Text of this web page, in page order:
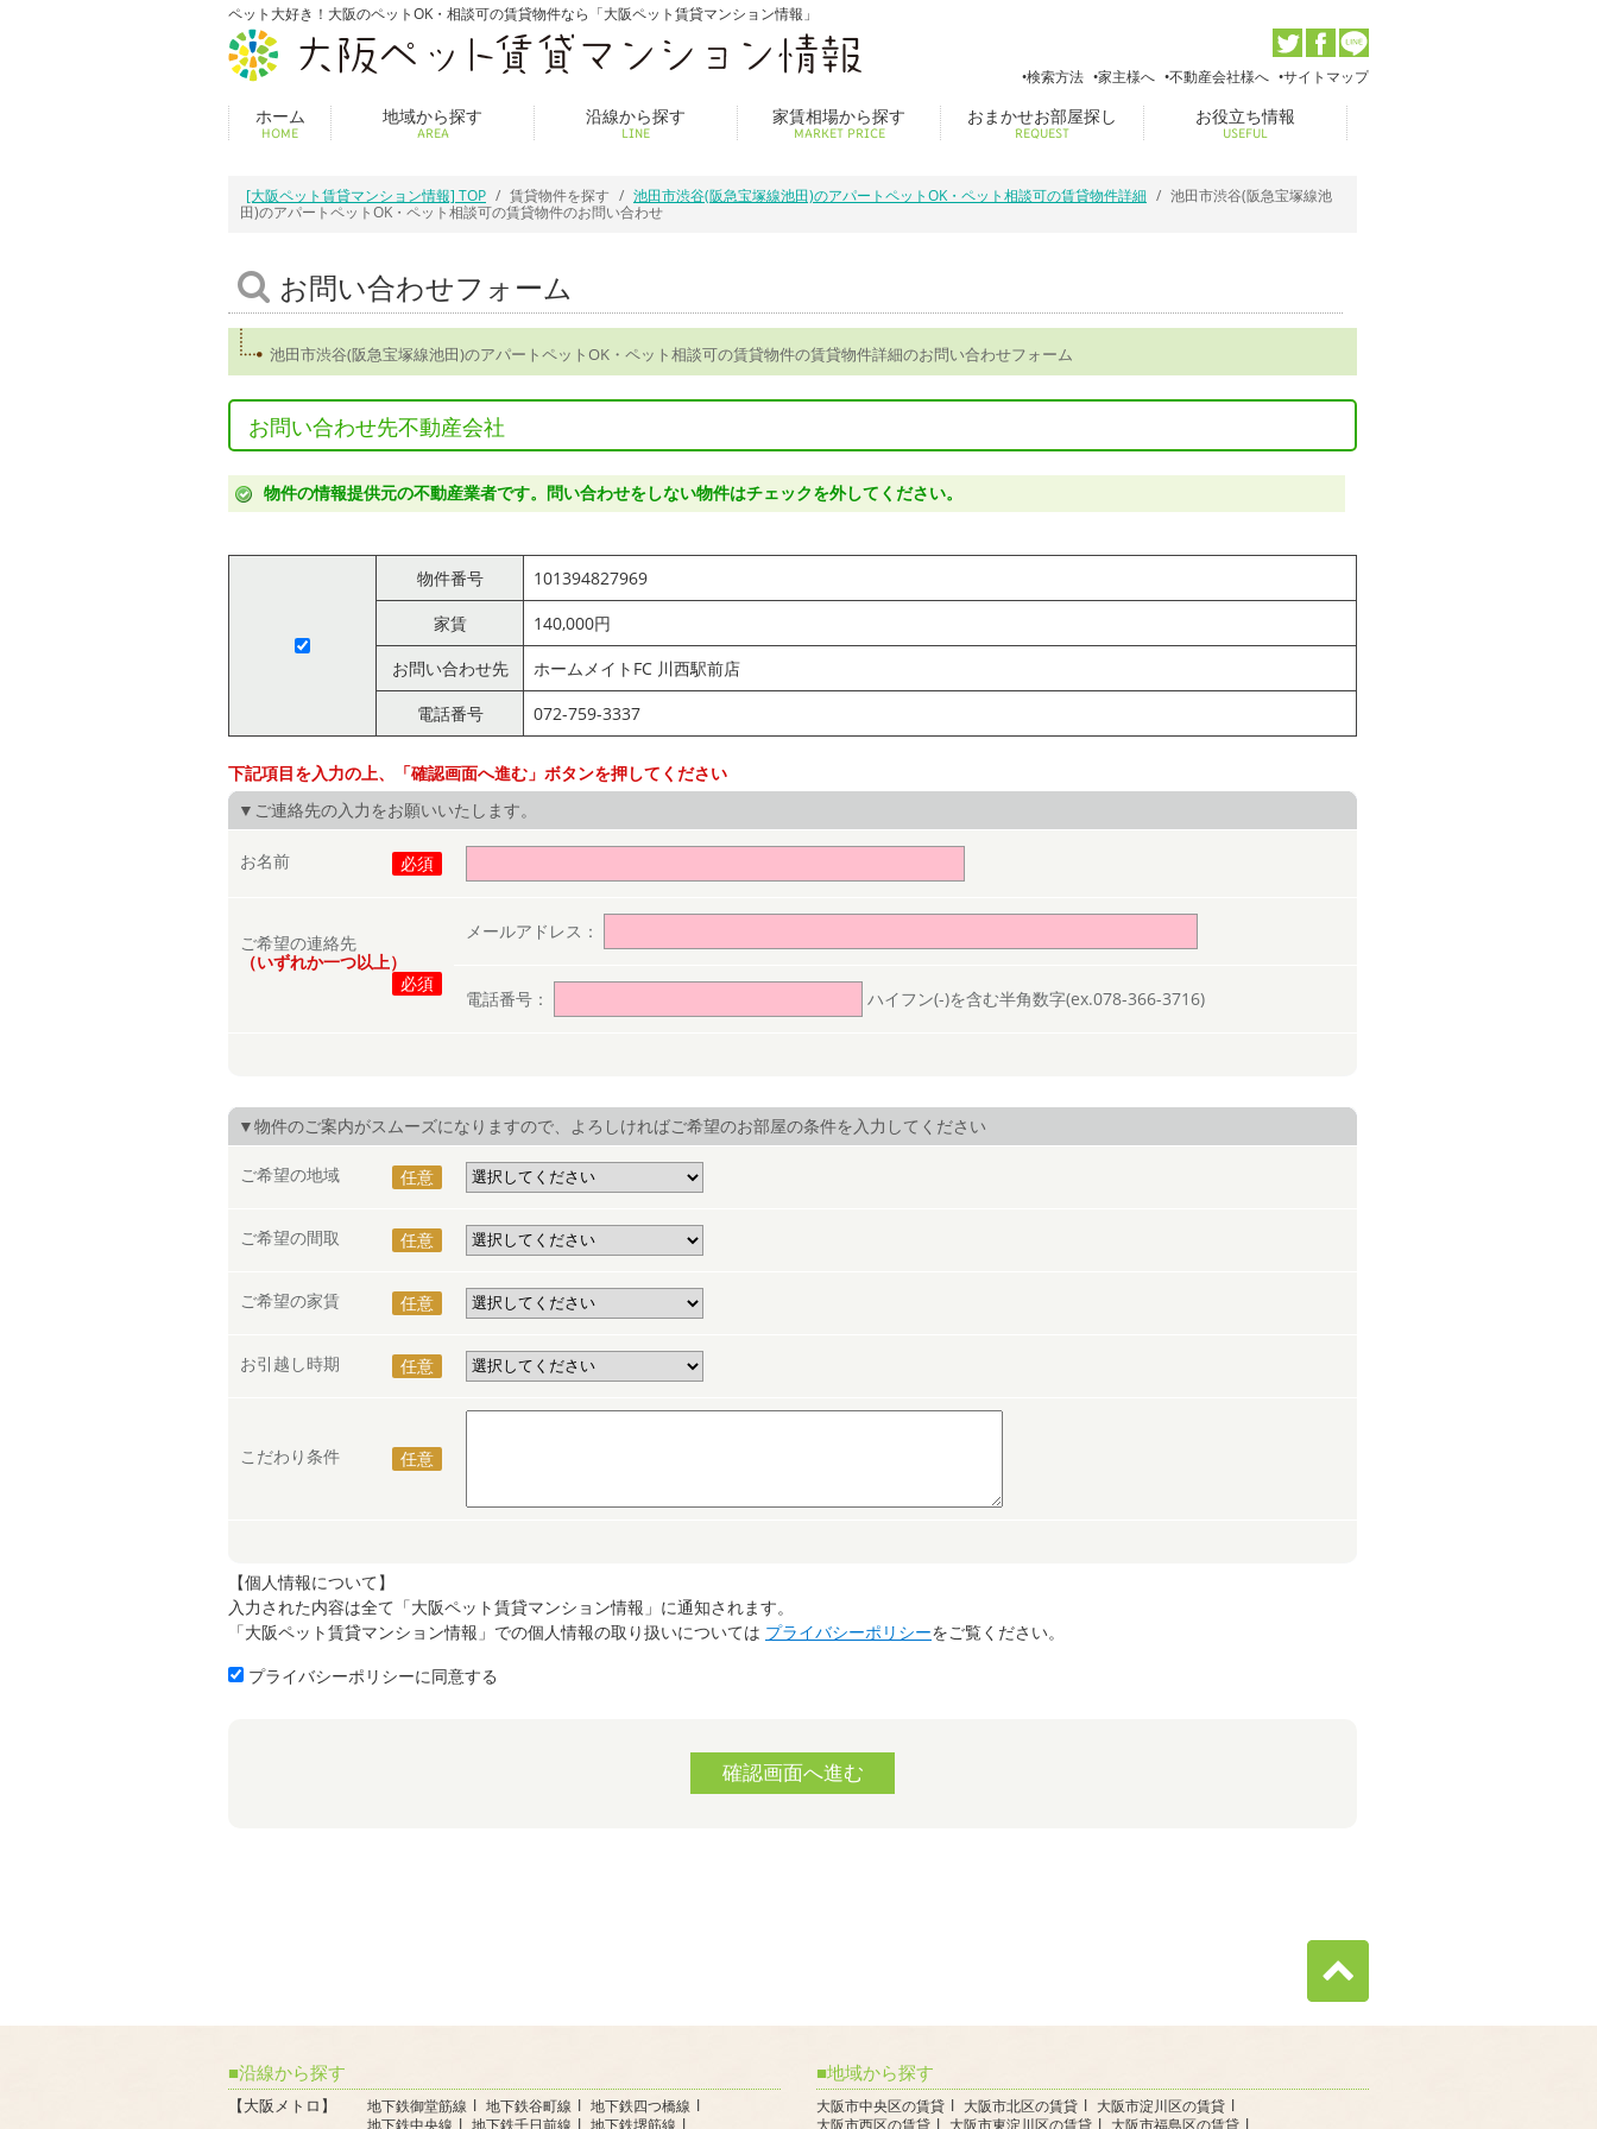
ペット大好き！大阪のペットOK・相談可の賃貸物件なら「大阪ペット賃貸マンション情報」
検索方法 家主様へ 不動産会社様へ サイトマップ
ホーム
HOME
地域から探す
AREA
沿線から探す
LINE
家賃相場から探す
MARKET PRICE
おまかせお部屋探し
REQUEST
お役立ち情報
USEFUL
[大阪ペット賃貸マンション情報] TOP 賃貸物件を探す 池田市渋谷(阪急宝塚線池田)のアパートペットOK・ペット相談可の賃貸物件詳細
池田市渋谷(阪急宝塚線池
田)のアパートペットOK・ペット相談可の賃貸物件のお問い合わせ
お問い合わせフォーム
池田市渋谷(阪急宝塚線池田)のアパートペットOK・ペット相談可の賃貸物件の賃貸物件詳細のお問い合わせフォーム
お問い合わせ先不動産会社
物件の情報提供元の不動産業者です。問い合わせをしない物件はチェックを外してください。
物件番号
101394827969
家賃
140,000円
お問い合わせ先
ホームメイトFC 川西駅前店
電話番号
072-759-3337
下記項目を入力の上、「確認画面へ進む」ボタンを押してください
▼ご連絡先の入力をお願いいたします。
お名前 必須
ご希望の連絡先
（いずれか一つ以上）
必須
メールアドレス：
電話番号： ハイフン(-)を含む半角数字(ex.078-366-3716)
▼物件のご案内がスムーズになりますので、よろしければご希望のお部屋の条件を入力してください
ご希望の地域 任意
ご希望の間取 任意
ご希望の家賃 任意
お引越し時期 任意
こだわり条件 任意
【個人情報について】
入力された内容は全て「大阪ペット賃貸マンション情報」に通知されます。
「大阪ペット賃貸マンション情報」での個人情報の取り扱いについては プライバシーポリシーをご覧ください。
プライバシーポリシーに同意する
沿線から探す
【大阪メトロ】 地下鉄御堂筋線 地下鉄谷町線
地下鉄四つ橋線
地下鉄中央線
地下鉄千日前線 地下鉄堺筋線
地域から探す
大阪市中央区の賃貸 大阪市北区の賃貸
大阪市淀川区の賃貸
大阪市西区の賃貸
大阪市東淀川区の賃貸 大阪市福島区の賃貸